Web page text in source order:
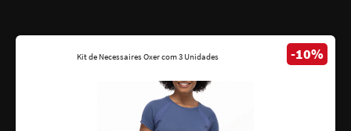
Kit de Necessaires Oxer com 3 Unidades -10%